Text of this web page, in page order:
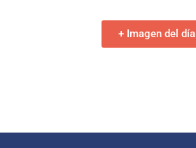
+ Imagen del día